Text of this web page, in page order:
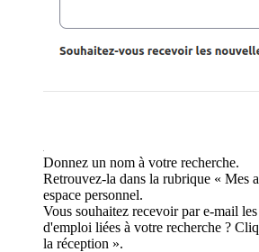
Donnez un nom à votre recherche.
Retrouvez-la dans la rubrique « Mes
espace personnel.
Vous souhaitez recevoir par e-mail
d'emploi liées à votre recherche ?
la réception ».